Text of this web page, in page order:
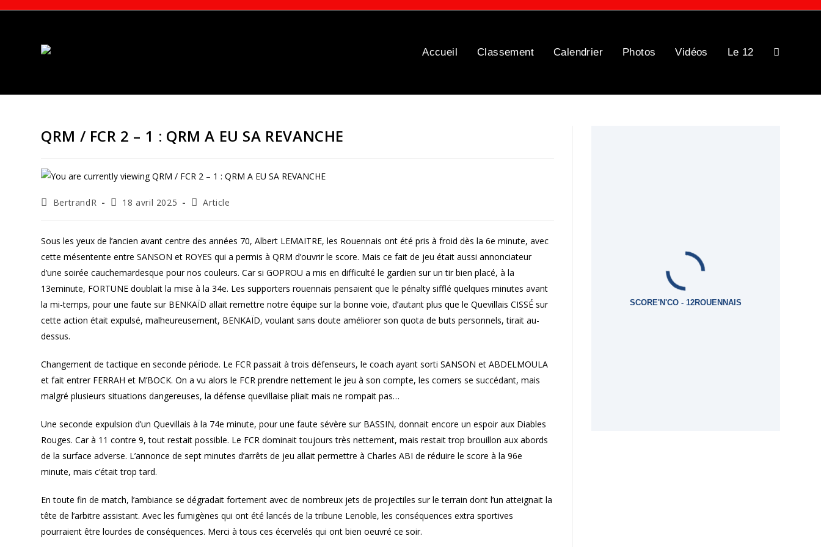
Skip
Accueil
Classement Calendrier Photos Vidéos Le 12
QRM / FCR 2 – 1 : QRM A EU SA REVANCHE
Auteur/autrice
publication :
BertrandR
Publication
18 avril 2025
PostArticle
Sous les yeux de l’ancien avant centre des années 70, Albert LEMAITRE, les Rouennais ont été pris à froid dès la 6e minute, avec
cette mésentente entre SANSON et ROYES qui a permis à QRM d’ouvrir le score. Mais ce fait de jeu était aussi annonciateur
d’une soirée cauchemardesque pour nos couleurs. Car si GOPROU a mis en difficulté le gardien sur un tir bien placé, à la
13eminute, FORTUNE doublait la mise à la 34e. Les supporters rouennais pensaient que le pénalty sifflé quelques minutes avant
la mi-temps, pour une faute sur BENKAÏD allait remettre notre équipe sur la bonne voie, d’autant plus que le Quevillais CISSÉ sur
cette action était expulsé, malheureusement, BENKAÏD, voulant sans doute améliorer son quota de buts personnels, tirait au-
dessus.
Changement de tactique en seconde période. Le FCR passait à trois défenseurs, le coach ayant sorti SANSON et ABDELMOULA
et fait entrer FERRAH et M’BOCK. On a vu alors le FCR prendre nettement le jeu à son compte, les corners se succédant, mais
malgré plusieurs situations dangereuses, la défense quevillaise pliait mais ne rompait pas…
Une seconde expulsion d’un Quevillais à la 74e minute, pour une faute sévère sur BASSIN, donnait encore un espoir aux Diables
Rouges. Car à 11 contre 9, tout restait possible. Le FCR dominait toujours très nettement, mais restait trop brouillon aux abords
de la surface adverse. L’annonce de sept minutes d’arrêts de jeu allait permettre à Charles ABI de réduire le score à la 96e
minute, mais c’était trop tard.
En toute fin de match, l’ambiance se dégradait fortement avec de nombreux jets de projectiles sur le terrain dont l’un atteignait la
tête de l’arbitre assistant. Avec les fumigènes qui ont été lancés de la tribune Lenoble, les conséquences extra sportives
pourraient être lourdes de conséquences. Merci à tous ces écervelés qui ont bien oeuvré ce soir.
SCORE'N'CO - 12ROUENNAIS